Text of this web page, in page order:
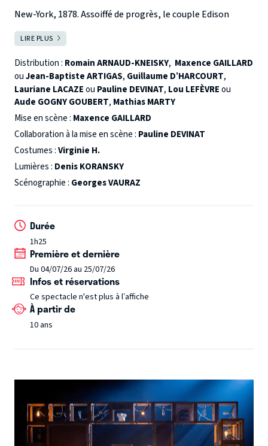
New-York, 1878. Assoiffé de progrès, le couple Edison
multiplie les inventions révolutionnaires. Mais Thomas
Edison, insatiable, poursuit désormais un rêve : celui
d’éclairer le monde en devenant le maître de
l’électricité… À sa grande surprise, le génial inventeur
n’est pas seul dans la course. L’excentrique Nikola Tesla
et, surtout, l’ambitieux couple Westinghouse sont eux
aussi bien décidés à illuminer l’avenir. Terrorisé à l’idée de
ne plus être à la hauteur de sa légende, Edison va tout
faire pour remporter la bataille. Quitte à pactiser avec la
nuit, en inventant l’inimaginable au nom du progrès…
L’histoire d’une poignée d’hommes et de femmes qui ont rêvé
LIRE PLUS
Distribution : Romain ARNAUD-KNEISKY, Maxence GAILLARD
ouJean-Baptiste ARTIGAS, Guillaume D’HARCOURT,
Lauriane LACAZEou Pauline DEVINAT, Lou LEFÈVREou
Aude GOGNY GOUBERT, Mathias MARTY
Mise en scène : Maxence GAILLARD
Collaboration à la mise en scène : Pauline DEVINAT
Costumes :Virginie H.
Lumières : Denis KORANSKY
Scénographie : Georges VAURAZ
Durée
1h25
Première et dernière
Du 04/07/26 au 25/07/26
Infos et réservations
Ce spectacle n'est plus à l’affiche
À partir de
10 ans